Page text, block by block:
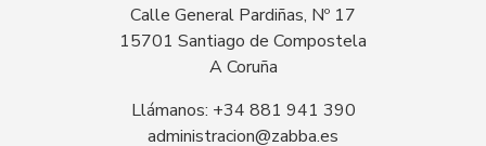
Calle General Pardiñas, Nº 17
15701 Santiago de Compostela
A Coruña
Llámanos: +34 881 941 390
administracion@zabba.es